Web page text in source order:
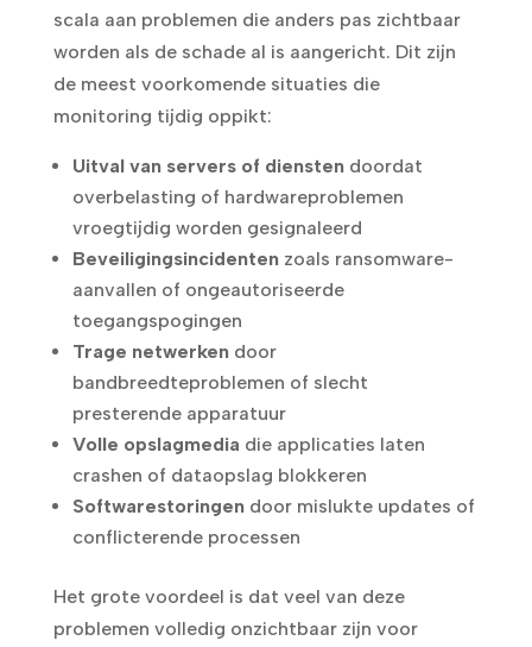
scala aan problemen die anders pas zichtbaar
worden als de schade al is aangericht. Dit zijn
de meest voorkomende situaties die
monitoring tijdig oppikt:
Uitval van servers of dienstendoordat
overbelasting of hardwareproblemen
vroegtijdig worden gesignaleerd
Beveiligingsincidentenzoals ransomware-
aanvallen of ongeautoriseerde
toegangspogingen
Trage netwerkendoor
bandbreedteproblemen of slecht
presterende apparatuur
Volle opslagmedia die applicaties laten
crashen of dataopslag blokkeren
Softwarestoringendoor mislukte updates of
conflicterende processen
Het grote voordeel is dat veel van deze
problemen volledig onzichtbaar zijn voor